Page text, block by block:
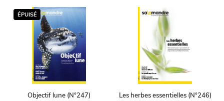
ÉPUISÉ
Objectif lune (N°247) Les herbes essentielles (N°246)